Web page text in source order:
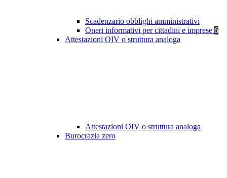
Scadenzario obblighi amministrativi
Oneri informativi per cittadini e imprese 6
Attestazioni OIV o struttura analoga
Attestazioni OIV o struttura analoga
Burocrazia zero